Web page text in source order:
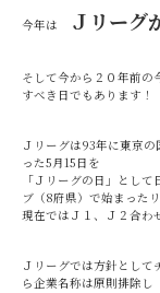
今年は Ｊリーグ
そして今から２０年前の
すべき日でもあります！
Ｊリーグは93年に東京
った5月15日を
「Ｊリーグの日」とし
ブ（8府県）で始まったリ
現在ではＪ１、Ｊ２合わ
Ｊリーグでは方針とし
ら企業名称は原則排除し